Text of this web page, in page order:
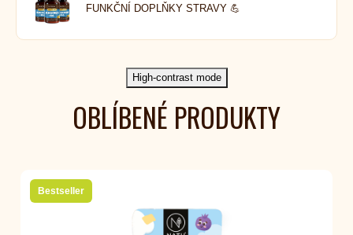
FUNKČNÍ DOPLŇKY STRAVY 💪
High-contrast mode
OBLÍBENÉ PRODUKTY
Bestseller